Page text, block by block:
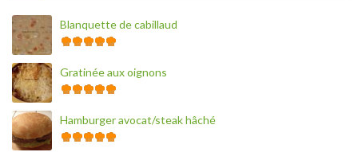
Blanquette de cabillaud
Gratinée aux oignons
Hamburger avocat/steak hâché